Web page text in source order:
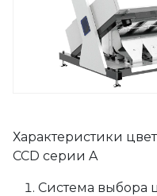
Характеристики
CCD серии A
Cистема выбора